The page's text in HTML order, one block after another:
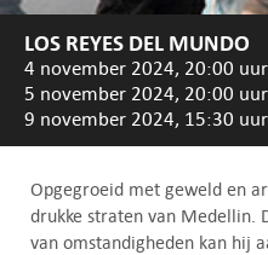
LOS REYES DEL MUNDO
4 november 2024, 20:00 uur
5 november 2024, 20:00 uur
9 november 2024, 15:30 uur
Opgegroeid met geweld en
drukke straten van Medellin.
van omstandigheden kan hij